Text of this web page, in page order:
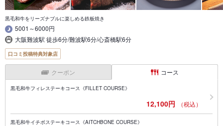
黒毛和牛をリーズナブルに楽しめる鉄板焼き
5001～6000円
大阪難波駅 徒歩6分/難波駅6分/心斎橋駅6分
口コミ投稿特典対象店
クーポン コース
黒毛和牛フィレステーキコース《FILLET COURSE》
12,100円 （税込）
黒毛和牛イチボステーキコース《AITCHBONE COURSE》